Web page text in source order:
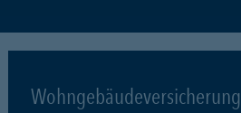
Wohngebäudeversicherung